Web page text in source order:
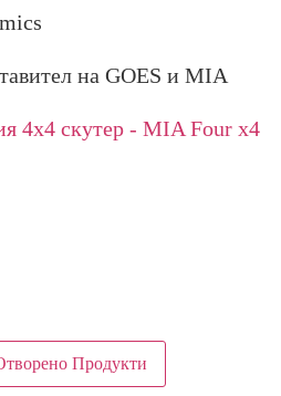
на GOES и MIA
4х4 скутер - MIA Four x4
Продукти